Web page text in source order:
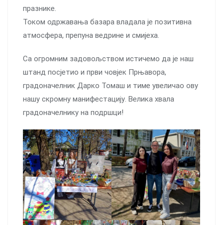
празнике.
Током одржавања базара владала је позитивна
атмосфера, препуна ведрине и смијеха.
Са огромним задовољством истичемо да је наш
штанд посјетио и први човјек Прњавора,
градоначелник Дарко Томаш и тиме увеличао ову
нашу скромну манифестацију. Велика хвала
градоначелнику на подршци!